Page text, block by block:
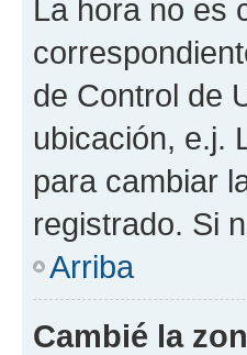
La hora no es
de Control de
ubicación, e.j.
para cambiar
registrado. Si
Arriba
Cambié la